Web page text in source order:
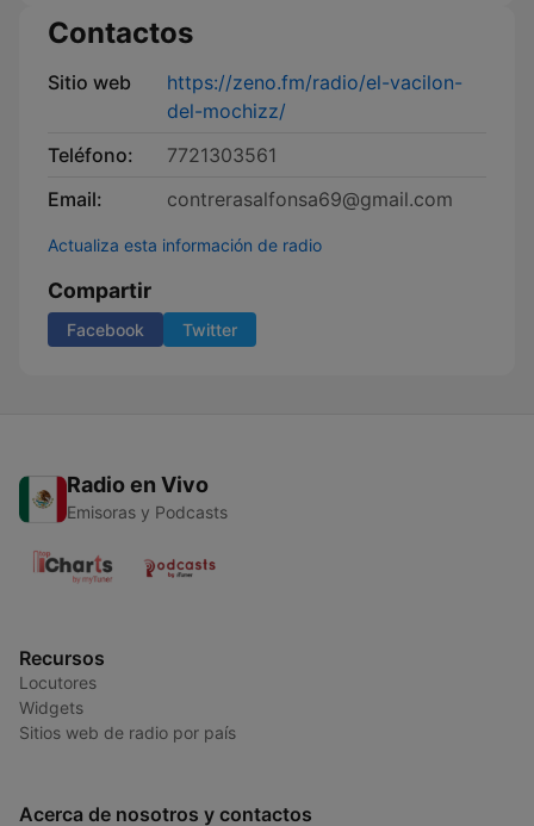
Contactos
Sitio web
https://zeno.fm/radio/el-vacilon-
del-mochizz/
Teléfono:
7721303561
Email:
contrerasalfonsa69@gmail.com
Actualiza esta información de radio
Compartir
Facebook Twitter
Radio en Vivo
Emisoras y Podcasts
Recursos
Locutores
Widgets
Sitios web de radio por país
Acerca de nosotros y contactos